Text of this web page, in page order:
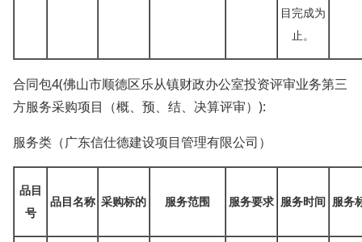
目完成为
止。
合同包4(佛山市顺德区乐从镇财政办公室投资评审业务第三
方服务采购项目（概、预、结、决算评审）):
服务类（广东信仕德建设项目管理有限公司）
品目
号
品目名称 采购标的 服务范围 服务要求 服务时间 服务